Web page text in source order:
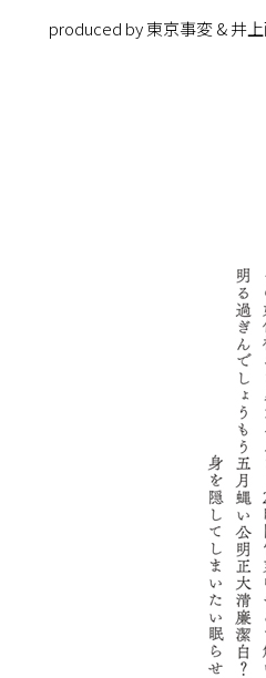
produced by 東京事変 & 井